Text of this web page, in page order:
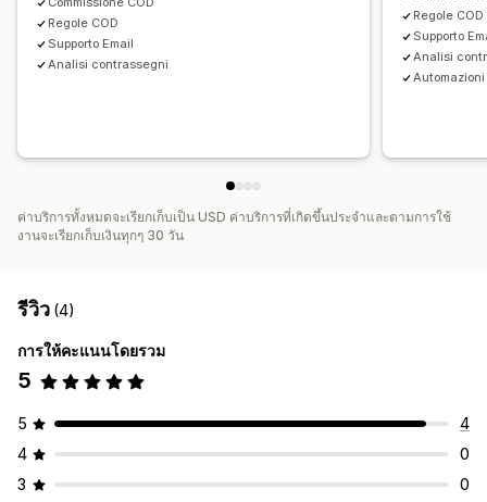
Regole COD
Supporto Email
Analisi contrassegni
Regole COD
Supporto
Analisi
ค่าบริการทั้งหมดจะเรียกเก็บเป็น USD ค่าบริการที่เกิดขึ้นประจำและตามการใช้
งานจะเรียกเก็บเงินทุกๆ 30 วัน
รีวิว (4)
การให้คะแนนโดยรวม
5
5
4
4
0
3
0